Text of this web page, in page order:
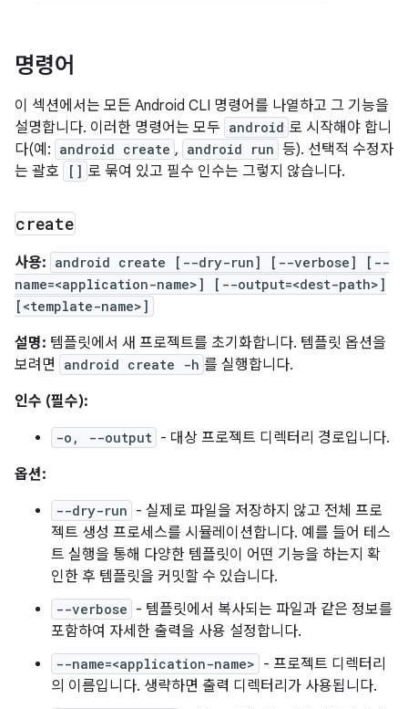
명령어
이 섹션에서는 모든 Android CLI 명령어를 나열하고 그 기능을
설명합니다. 이러한 명령어는 모두 android 로 시작해야 합니
다(예: android create , android run 등). 선택적 수정자
는 괄호
[] 로 묶여 있고 필수 인수는 그렇지 않습니다.
create
사용: android create [--dry-run] [--verbose] [--
name=<application-name>] [--output=<dest-path>]
[<template-name>]
설명: 템플릿에서 새 프로젝트를 초기화합니다. 템플릿 옵션을
보려면
android create -h 를 실행합니다.
인수 (필수):
-o, --output - 대상 프로젝트 디렉터리 경로입니다.
옵션:
--dry-run - 실제로 파일을 저장하지 않고 전체 프로
젝트 생성 프로세스를 시뮬레이션합니다. 예를 들어 테스
트 실행을 통해 다양한 템플릿이 어떤 기능을 하는지 확
인한 후 템플릿을 커밋할 수 있습니다.
--verbose - 템플릿에서 복사되는 파일과 같은 정보를
포함하여 자세한 출력을 사용 설정합니다.
--name=<application-name> - 프로젝트 디렉터리
의 이름입니다. 생략하면 출력 디렉터리가 사용됩니다.